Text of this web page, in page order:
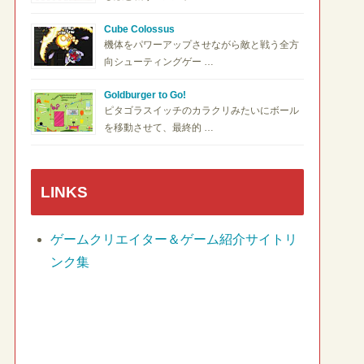
Cube Colossus
機体をパワーアップさせながら敵と戦う全方
向シューティングゲー …
Goldburger to Go!
ピタゴラスイッチのカラクリみたいにボール
を移動させて、最終的 …
LINKS
ゲームクリエイター＆ゲーム紹介サイトリ
ンク集